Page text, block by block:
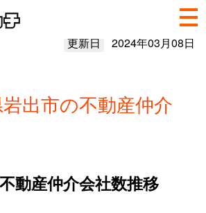
更新日 2024年03月08日
出市の不動産仲介
動産仲介会社数推移